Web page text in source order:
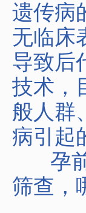
遗传病
无临床
导致后
技术，
般人群
病引起
孕前
筛查，